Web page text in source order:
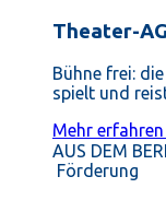
Theater-AG
Bühne frei:
spielt und
Mehr
AUS DEM
Förderung